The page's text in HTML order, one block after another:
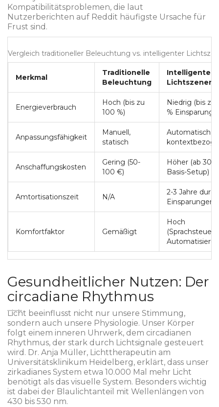
Kompatibilitätsproblemen, die laut
Nutzerberichten auf Reddit häufigste Ursache für
Frust sind.
Vergleich traditioneller Beleuchtung vs. intelligenter
Merkmal
Traditionelle
Beleuchtung
Intelligente
Lichtszenen
Energieverbrauch
Hoch (bis zu
100 %)
Niedrig (bis zu
% Einsparung)
Anpassungsfähigkeit
Manuell,
statisch
Automatisch,
Anschaffungskosten
Gering (50-
100 €)
Höher (ab 300
Basis-Setup)
Amtortisationszeit N/A
2-3 Jahre durch
Einsparungen
Komfortfaktor Gemäßigt
Hoch
Gesundheitlicher Nutzen: Der
circadiane Rhythmus
Licht beeinflusst nicht nur unsere Stimmung,
sondern auch unsere Physiologie. Unser Körper
folgt einem inneren Uhrwerk, dem circadianen
Rhythmus, der stark durch Lichtsignale gesteuert
wird. Dr. Anja Müller, Lichttherapeutin am
Universitätsklinikum Heidelberg, erklärt, dass unser
zirkadianes System etwa 10.000 Mal mehr Licht
benötigt als das visuelle System. Besonders wichtig
ist dabei der Blaulichtanteil mit Wellenlängen von
430 bis 530 nm.